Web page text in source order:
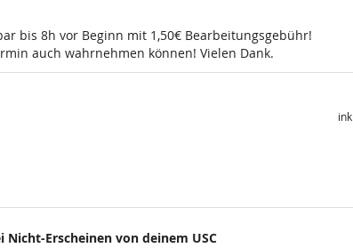
bis 8h vor Beginn mit 1,50€ Bearbeitungsgebühr!
auch wahrnehmen können! Vielen Dank.
Erscheinen von deinem USC